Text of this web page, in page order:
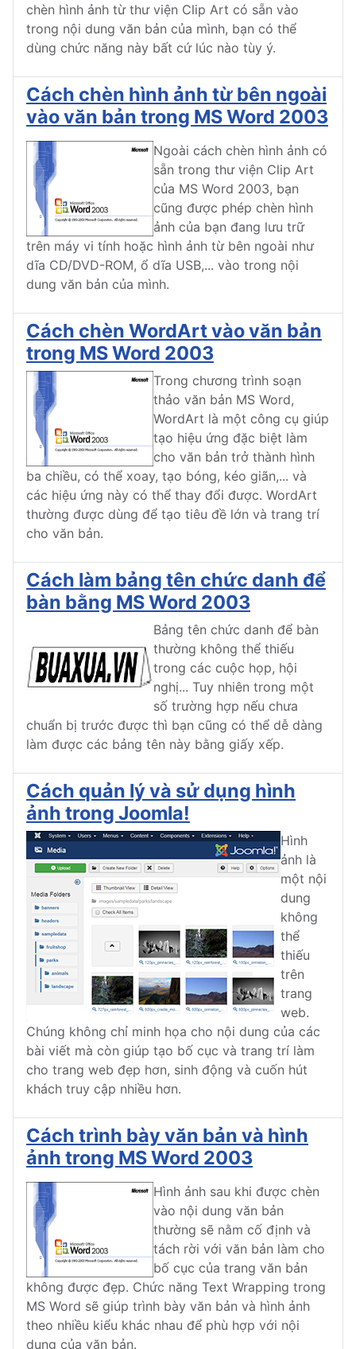
chèn hình ảnh từ thư viện Clip Art có sẵn vào
trong nội dung văn bản của mình, bạn có thể
dùng chức năng này bất cứ lúc nào tùy ý.
Cách chèn hình ảnh từ bên ngoài
vào văn bản trong MS Word 2003
Ngoài cách chèn hình ảnh có
sẵn trong thư viện Clip Art
của MS Word 2003, bạn
cũng được phép chèn hình
ảnh của bạn đang lưu trữ
trên máy vi tính hoặc hình ảnh từ bên ngoài như
dĩa CD/DVD-ROM, ổ dĩa USB,... vào trong nội
dung văn bản của mình.
Cách chèn WordArt vào văn bản
trong MS Word 2003
Trong chương trình soạn
thảo văn bản MS Word,
WordArt là một công cụ giúp
tạo hiệu ứng đặc biệt làm
cho văn bản trở thành hình
ba chiều, có thể xoay, tạo bóng, kéo giãn,... và
các hiệu ứng này có thể thay đổi được. WordArt
thường được dùng để tạo tiêu đề lớn và trang trí
cho văn bản.
Cách làm bảng tên chức danh để
bàn bằng MS Word 2003
Bảng tên chức danh để bàn
thường không thể thiếu
trong các cuộc họp, hội
nghị... Tuy nhiên trong một
số trường hợp nếu chưa
chuẩn bị trước được thì bạn cũng có thể dễ dàng
làm được các bảng tên này bằng giấy xếp.
Cách quản lý và sử dụng hình
ảnh trong Joomla!
Hình
ảnh là
một nội
dung
không
thể
thiếu
trên
trang
web.
Chúng không chỉ minh họa cho nội dung của các
bài viết mà còn giúp tạo bố cục và trang trí làm
cho trang web đẹp hơn, sinh động và cuốn hút
khách truy cập nhiều hơn.
Cách trình bày văn bản và hình
ảnh trong MS Word 2003
Hình ảnh sau khi được chèn
vào nội dung văn bản
thường sẽ nằm cố định và
tách rời với văn bản làm cho
bố cục của trang văn bản
không được đẹp. Chức năng Text Wrapping trong
MS Word sẽ giúp trình bày văn bản và hình ảnh
theo nhiều kiểu khác nhau để phù hợp với nội
dung của văn bản.